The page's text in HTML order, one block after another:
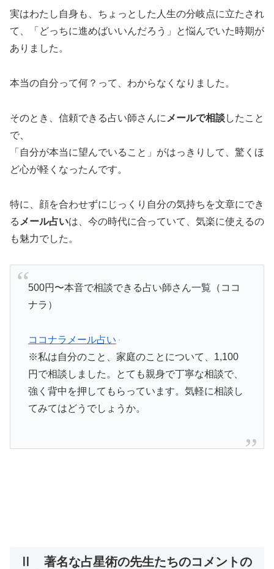
実はわたし自身も、ちょっとした人生の分岐点に立たされ
て、「どっちに進めばいいんだろう」と悩んでいた時期が
ありました。
本当の自分って何？って、わからなくなりました。
そのとき、信頼できる占い師さんに メールで相談したこと
で、
「自分が本当に望んでいること」がはっきりして、驚くほ
ど心が軽くなったんです。
特に、顔を合わせずにじっくり自分の気持ちを文章にでき
る メール占いは、今の時代に合っていて、気楽に使えるの
も魅力でした。
500円〜本音で相談できる占い師さん一覧（ココ
ナラ）
ココナラメール占い
※私は自分のこと、家庭のことについて、1,100
円で相談しました。とても親身で丁寧な相談で、
強く背中を押してもらっています。気軽に相談し
てみてはどうでしょうか。
Ⅱ 著名な占星術の先生たちのコメントの